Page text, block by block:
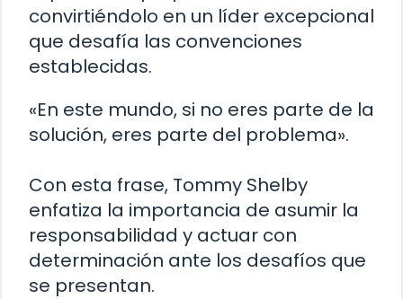
convirtiéndolo en un líder excepcional
que desafía las convenciones
establecidas.
«En este mundo, si no eres parte de la
solución, eres parte del problema».
Con esta frase, Tommy Shelby
enfatiza la importancia de asumir la
responsabilidad y actuar con
determinación ante los desafíos que
se presentan.